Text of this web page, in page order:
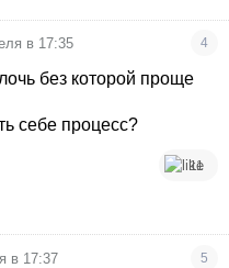
в 17:35 4
без которой проще
себе процесс?
11
в 17:37 5